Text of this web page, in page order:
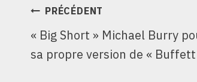
NAVIGATION
DE
L’ARTICLE
PRÉCÉDENT
« Big Short » Michael Burry
sa propre version de «